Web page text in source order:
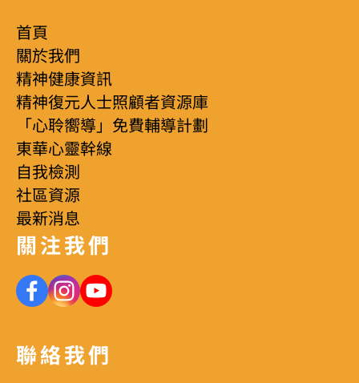
首頁
關於我們
精神健康資訊
精神復元人士照顧者資源庫
「心聆嚮導」免費輔導計劃
東華心靈幹線
自我檢測
社區資源
最新消息
關注我們
聯絡我們